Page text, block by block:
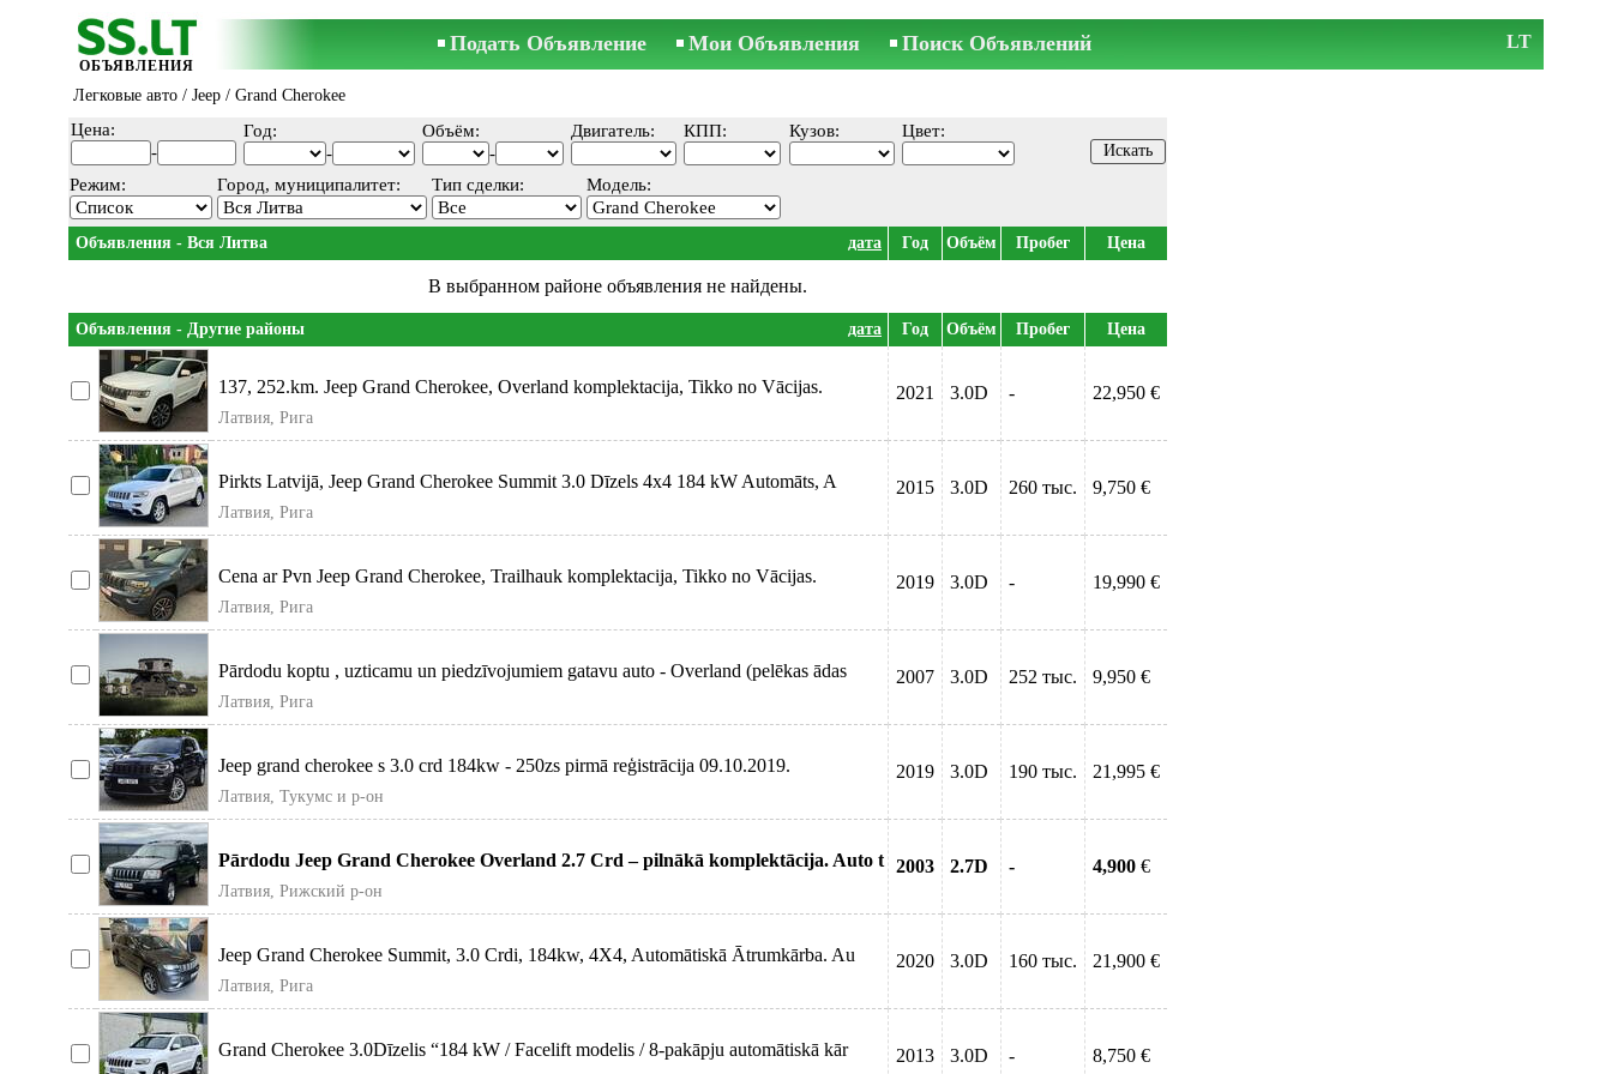
ОБЪЯВЛЕНИЯ
Подать Объявление Мои Объявления Поиск Объявлений LT
Легковые авто / Jeep / Grand Cherokee
Цена:
-
Год:
-
Объём:
-
Двигатель: КПП: Кузов: Цвет:
Режим: Город, муниципалитет: Тип сделки: Модель:
Объявления - Вся Литва дата Год Объём Пробег Цена
В выбранном районе объявления не найдены.
Объявления - Другие районы дата Год Объём Пробег Цена
137, 252.km. Jeep Grand Cherokee, Overland komplektacija, Tikko no Vācijas.
Латвия, Рига
2021 3.0D - 22,950 €
Pirkts Latvijā, Jeep Grand Cherokee Summit 3.0 Dīzels 4x4 184 kW Automāts, A
Латвия, Рига
2015 3.0D 260 тыс. 9,750 €
Cena ar Pvn Jeep Grand Cherokee, Trailhauk komplektacija, Tikko no Vācijas.
Латвия, Рига
2019 3.0D - 19,990 €
Pārdodu koptu , uzticamu un piedzīvojumiem gatavu auto - Overland (pelēkas ādas
Латвия, Рига
2007 3.0D 252 тыс. 9,950 €
Jeep grand cherokee s 3.0 crd 184kw - 250zs pirmā reģistrācija 09.10.2019.
Латвия, Тукумс и р-он
2019 3.0D 190 тыс. 21,995 €
Pārdodu Jeep Grand Cherokee Overland 2.7 Crd – pilnākā komplektācija. Auto t
Латвия, Рижский р-он
2003 2.7D - 4,900 €
Jeep Grand Cherokee Summit, 3.0 Crdi, 184kw, 4X4, Automātiskā Ātrumkārba. Au
Латвия, Рига
2020 3.0D 160 тыс. 21,900 €
Grand Cherokee 3.0Dīzelis “184 kW / Facelift modelis / 8-pakāpju automātiskā kār 2013 3.0D - 8,750 €